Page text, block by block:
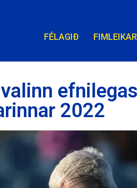
FÉLAGIÐ FIMLEIKAR
2022